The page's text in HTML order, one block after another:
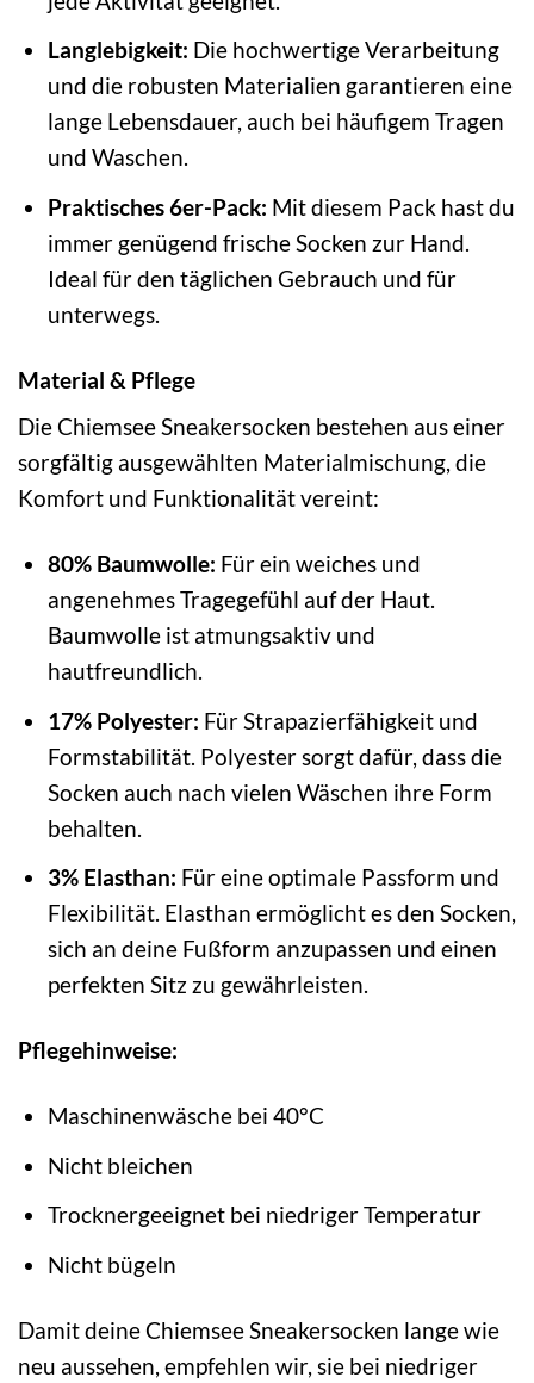
Langlebigkeit: Die hochwertige Verarbeitung
und die robusten Materialien garantieren eine
lange Lebensdauer, auch bei häufigem Tragen
und Waschen.
Praktisches 6er-Pack: Mit diesem Pack hast du
immer genügend frische Socken zur Hand.
Ideal für den täglichen Gebrauch und für
unterwegs.
Material & Pflege
Die Chiemsee Sneakersocken bestehen aus einer
sorgfältig ausgewählten Materialmischung, die
Komfort und Funktionalität vereint:
80% Baumwolle: Für ein weiches und
angenehmes Tragegefühl auf der Haut.
Baumwolle ist atmungsaktiv und
hautfreundlich.
17% Polyester: Für Strapazierfähigkeit und
Formstabilität. Polyester sorgt dafür, dass die
Socken auch nach vielen Wäschen ihre Form
behalten.
3% Elasthan: Für eine optimale Passform und
Flexibilität. Elasthan ermöglicht es den Socken,
sich an deine Fußform anzupassen und einen
perfekten Sitz zu gewährleisten.
Pflegehinweise:
Maschinenwäsche bei 40°C
Nicht bleichen
Trocknergeeignet bei niedriger Temperatur
Nicht bügeln
Damit deine Chiemsee Sneakersocken lange wie
neu aussehen, empfehlen wir, sie bei niedriger